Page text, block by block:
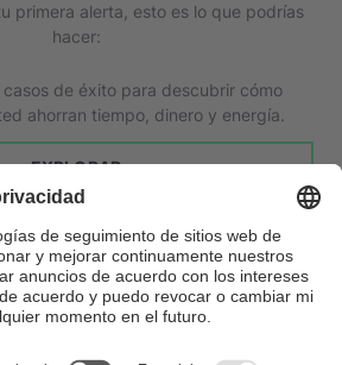
primera alerta, esto es lo que podrías
hacer:
casos de éxito para descubrir cómo
ahorran tiempo, dinero y energía.
EXPLORAR
nuestro sitio web por tu cuenta.
METALOOP.COM